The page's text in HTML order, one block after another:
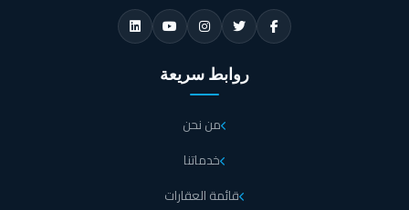
روابط سريعة
من نحن
خدماتنا
قائمة العقارات